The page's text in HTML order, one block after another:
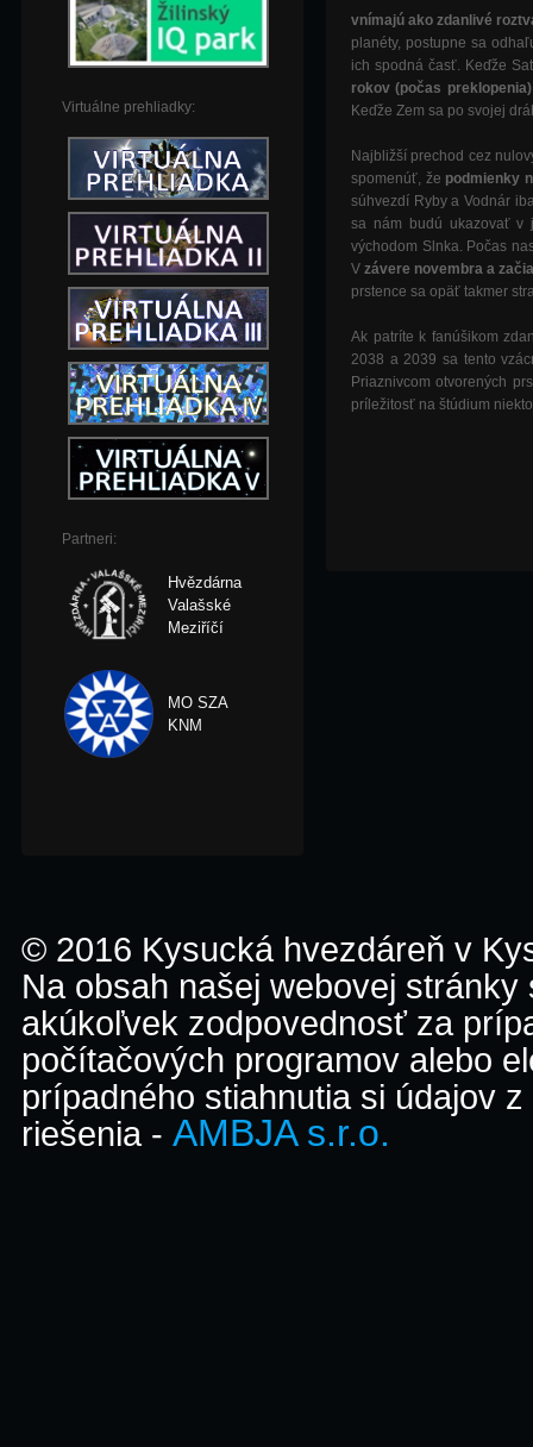
Virtuálne prehliadky:
Partneri:
Hvězdárna
Valašské
Meziříčí
MO SZA
KNM
vnímajú ako zdanlivé
planéty, postupne sa
ich spodná časť. Keďže
rokov (počas
Keďže Zem sa po svojej
Najbližší prechod cez
spomenúť, že podmienky
súhvezdí Ryby a Vodnár
sa nám budú ukazovať v
východom Slnka. Počas
Vzávere novembra a
prstence sa opäť takmer
Ak patríte k fanúšikom
2038 a 2039 sa tento
Priaznivcom otvorených
príležitosť na štúdium
© 2016 Kysucká hvezdáreň v
Na obsah našej webovej
akúkoľvek zodpovednosť za
počítačových programov alebo
prípadného stiahnutia si údajov
riešenia - AMBJA s.r.o.